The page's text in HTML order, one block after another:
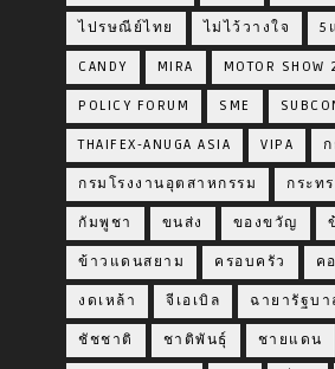
ไปรษณีย์ไทย ไม่ไว้วางใจ 5
CANDY MIRA MOTOR SHOW
POLICY FORUM SME
THAIFEX-ANUGA ASIA VIPA
กรมโรงงานอุตสาหกรรม กระท
กัมพูชา ขนส่ง ของขวัญ
ข้าวแดนสยาม ครอบครัว ค
งดเหล้า จีเอเบิล ฉายารัฐบา
ชัชชาติ ชาติพันธุ์ ชายแดน